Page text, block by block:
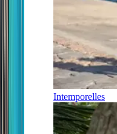
Intemporelles